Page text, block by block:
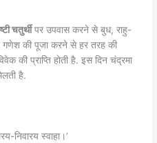
चतुर्थीपर उपवास करने से बुध, राहु-
की पूजा करने से हर तरह की
की प्राप्ति होती है. इस दिन चंद्रमा
है.
निवारय स्वाहा।’